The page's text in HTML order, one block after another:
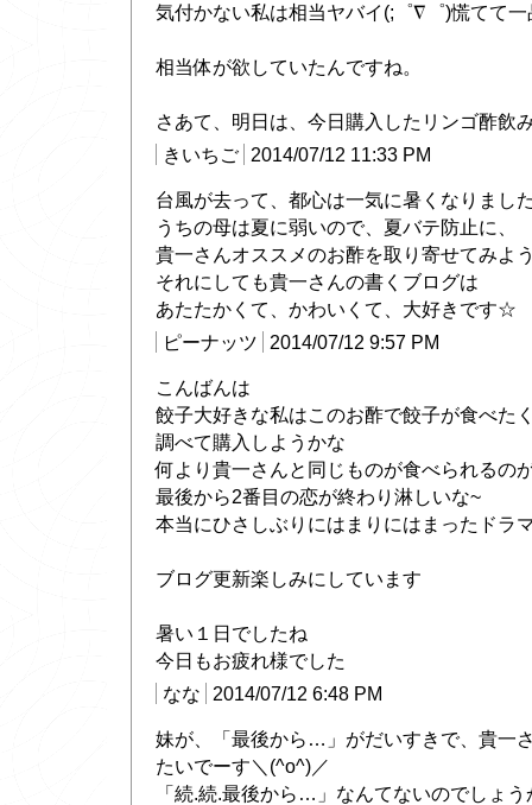
気付かない私は相当ヤバイ(;゜∇゜)慌てて
相当体が欲していたんですね。
さあて、明日は、今日購入したリンゴ酢飲
きいちご
2014/07/12 11:33 PM
台風が去って、都心は一気に暑くなりまし
うちの母は夏に弱いので、夏バテ防止に、
貴一さんオススメのお酢を取り寄せてみよ
それにしても貴一さんの書くブログは
あたたかくて、かわいくて、大好きです☆
ピーナッツ
2014/07/12 9:57 PM
こんばんは
餃子大好きな私はこのお酢で餃子が食べた
調べて購入しようかな
何より貴一さんと同じものが食べられるの
最後から2番目の恋が終わり淋しいな~
本当にひさしぶりにはまりにはまったドラ
ブログ更新楽しみにしています
暑い１日でしたね
今日もお疲れ様でした
なな
2014/07/12 6:48 PM
妹が、「最後から…」がだいすきで、貴一
たいでーす＼(^o^)／
「続.続.最後から…」なんてないのでしょう